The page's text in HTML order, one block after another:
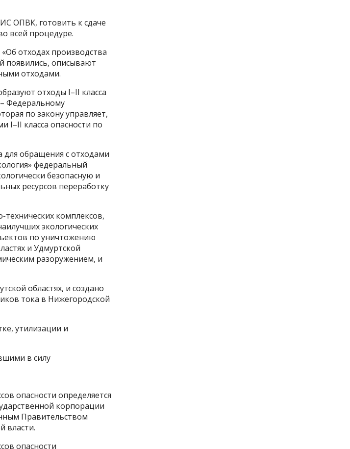
ОПВК, готовить к сдаче
всей процедуре.
отходах производства
появились, описывают
отходами.
отходы I–II класса
Федеральному
по закону управляет,
I–II класса опасности по
для обращения с отходами
федеральный
безопасную и
ресурсов переработку
комплексов,
экологических
по уничтожению
и Удмуртской
разоружением, и
областях, и создано
тока в Нижегородской
утилизации и
в силу
опасности определяется
корпорации
Правительством
власти.
опасности